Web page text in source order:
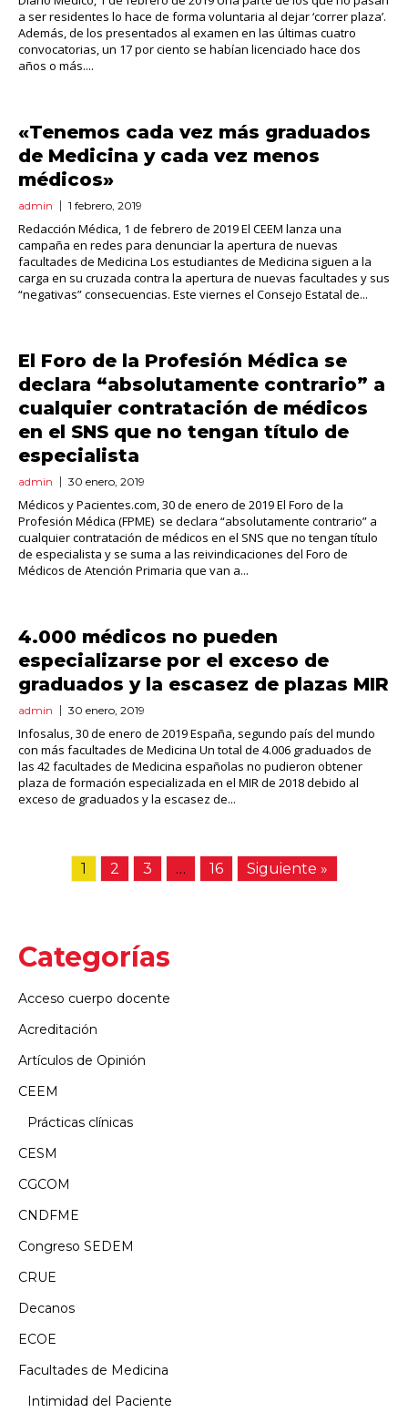
a ser residentes lo hace de forma voluntaria al dejar ‘correr plaza’.
Además, de los presentados al examen en las últimas cuatro
convocatorias, un 17 por ciento se habían licenciado hace dos
años o más....
«Tenemos cada vez más graduados
de Medicina y cada vez menos
médicos»
admin 1 febrero, 2019
Redacción Médica, 1 de febrero de 2019 El CEEM lanza una
campaña en redes para denunciar la apertura de nuevas
facultades de Medicina Los estudiantes de Medicina siguen a la
carga en su cruzada contra la apertura de nuevas facultades y sus
“negativas” consecuencias. Este viernes el Consejo Estatal de...
El Foro de la Profesión Médica se
declara “absolutamente contrario” a
cualquier contratación de médicos
en el SNS que no tengan título de
especialista
admin 30 enero, 2019
Médicos y Pacientes.com, 30 de enero de 2019 El Foro de la
Profesión Médica (FPME) se declara “absolutamente contrario” a
cualquier contratación de médicos en el SNS que no tengan título
de especialista y se suma a las reivindicaciones del Foro de
Médicos de Atención Primaria que van a...
4.000 médicos no pueden
especializarse por el exceso de
graduados y la escasez de plazas MIR
admin 30 enero, 2019
Infosalus, 30 de enero de 2019 España, segundo país del mundo
con más facultades de Medicina Un total de 4.006 graduados de
las 42 facultades de Medicina españolas no pudieron obtener
plaza de formación especializada en el MIR de 2018 debido al
exceso de graduados y la escasez de...
1 2 3 … 16 Siguiente »
Categorías
Acceso cuerpo docente
Acreditación
Artículos de Opinión
CEEM
Prácticas clínicas
CESM
CGCOM
CNDFME
Congreso SEDEM
CRUE
Decanos
ECOE
Facultades de Medicina
Intimidad del Paciente